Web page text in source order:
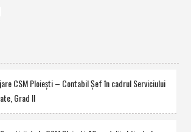
CSM Ploieşti – Contabil Şef în cadrul Serviciului
Grad II